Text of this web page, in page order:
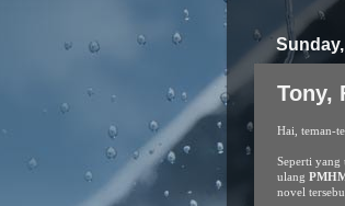
Tony,
Hai, teman-
Seperti yang
ulang
novel